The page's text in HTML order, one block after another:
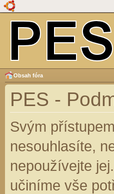
Obsah fóra
PES -
Svým
nesouhlasíte,
nepoužívejte
učiníme vše